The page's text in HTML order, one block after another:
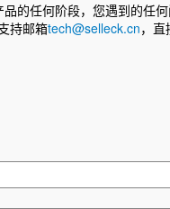
的任何阶段，您遇到的任
持邮箱tech@selleck.cn，